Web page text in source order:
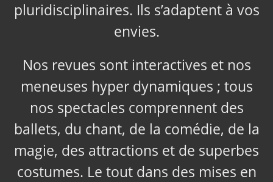
pluridisciplinaires. Ils s’adaptent à vos
envies.
Nos revues sont interactives et nos
meneuses hyper dynamiques ; tous
nos spectacles comprennent des
ballets, du chant, de la comédie, de la
magie, des attractions et de superbes
costumes. Le tout dans des mises en